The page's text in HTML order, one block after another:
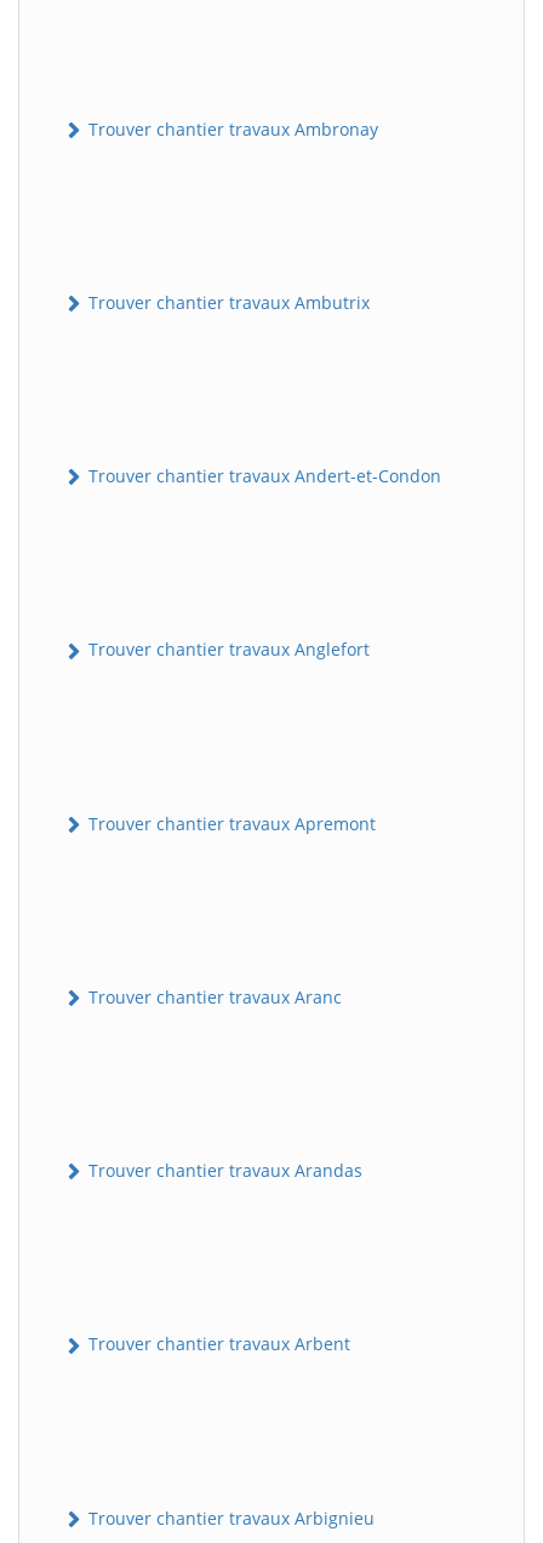
Trouver chantier travaux Ambronay
Trouver chantier travaux Ambutrix
Trouver chantier travaux Andert-et-Condon
Trouver chantier travaux Anglefort
Trouver chantier travaux Apremont
Trouver chantier travaux Aranc
Trouver chantier travaux Arandas
Trouver chantier travaux Arbent
Trouver chantier travaux Arbignieu